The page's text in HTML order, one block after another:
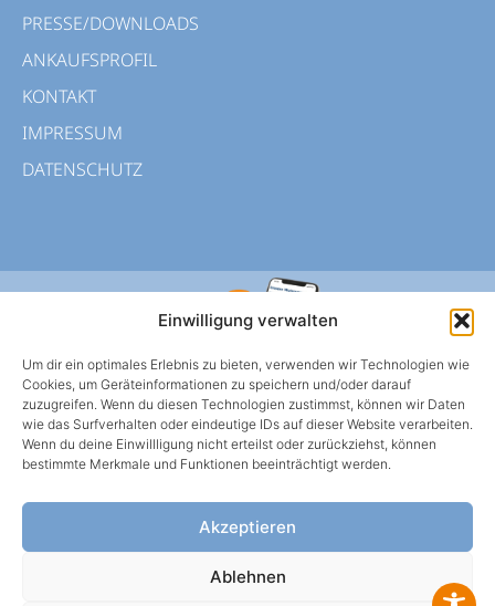
Einwilligung verwalten
Um dir ein optimales Erlebnis zu bieten, verwenden wir Technologien wie
Cookies, um Geräteinformationen zu speichern und/oder darauf
zuzugreifen. Wenn du diesen Technologien zustimmst, können wir Daten
wie das Surfverhalten oder eindeutige IDs auf dieser Website verarbeiten.
Wenn du deine Einwillligung nicht erteilst oder zurückziehst, können
bestimmte Merkmale und Funktionen beeinträchtigt werden.
Akzeptieren
Ablehnen
PRESSE/DOWNLOADS
ANKAUFSPROFIL
KONTAKT
IMPRESSUM
DATENSCHUTZ
HWS BERLIN APP
Mietangelegenheiten oder Schadens-meldungen
einfach über die App klären.
WEBBROWSER